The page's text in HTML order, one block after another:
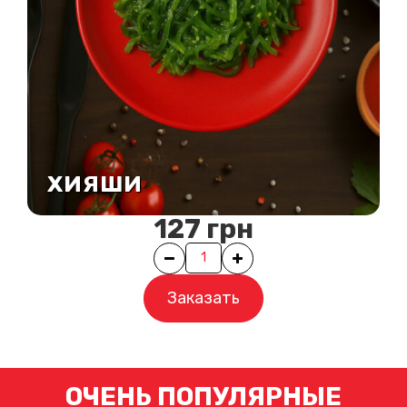
ХИЯШИ
127 грн
Quantity
Заказать
ОЧЕНЬ ПОПУЛЯРНЫЕ